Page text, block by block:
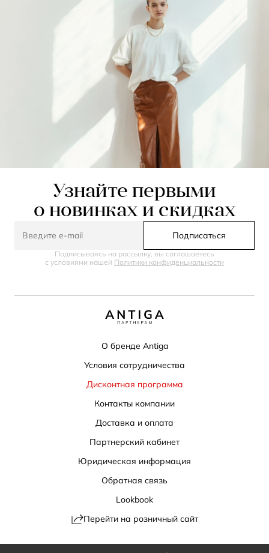
Узнайте первыми
о новинках и скидках
Подписаться
Подписываясь на рассылку, вы соглашаетесь
с условиями нашей Политики конфиденциальности
О бренде Antiga
Условия сотрудничества
Дисконтная программа
Контакты компании
Доставка и оплата
Партнерский кабинет
Юридическая информация
Обратная связь
Lookbook
Перейти на розничный сайт
Политика конфиденциальности